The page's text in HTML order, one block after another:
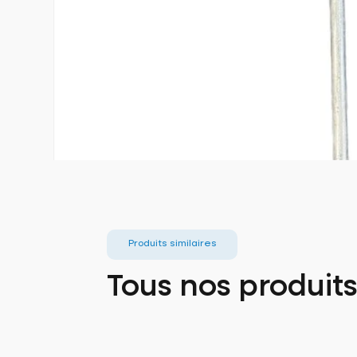
Produits similaires
Tous nos